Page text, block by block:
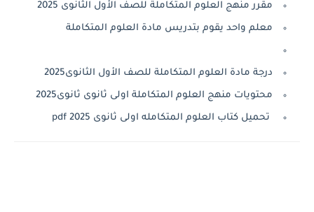
مقرر منهج العلوم المتكاملة للصف الأول الثانوى 2025
معلم واحد يقوم بتدريس مادة العلوم المتكاملة
درجة مادة العلوم المتكاملة للصف الأول الثانوى2025
محتويات منهج العلوم المتكاملة اولى ثانوى ثانوى2025
تحميل كتاب العلوم المتكامله اولى ثانوى 2025 pdf